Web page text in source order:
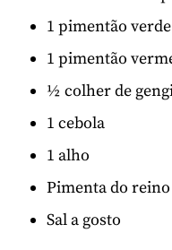
1 pimentão
1 pimentão
½ colher de
1 cebola
1 alho
Pimenta do reino
Sal a gosto